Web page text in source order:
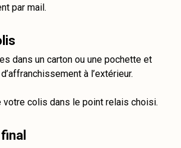
par mail.
dans un carton ou une pochette et
à l’extérieur.
colis dans le point relais choisi.